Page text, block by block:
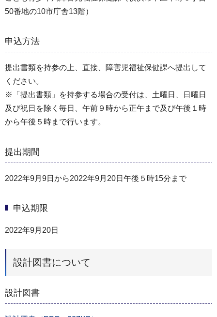
50番地の10市庁舎13階）
申込方法
提出書類を持参の上、直接、障害児福祉保健課へ提出して
ください。
※「提出書類」を持参する場合の受付は、土曜日、日曜日
及び祝日を除く毎日、午前９時から正午まで及び午後１時
から午後５時まで行います。
提出期間
2022年9月9日から2022年9月20日午後５時15分まで
申込期限
2022年9月20日
設計図書について
設計図書